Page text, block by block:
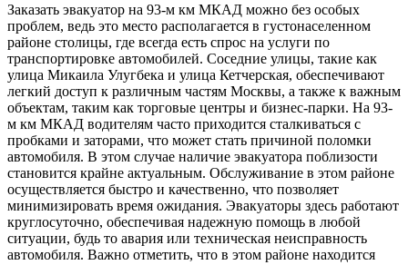
Заказать эвакуатор на 93-м км МКАД можно без особых
проблем, ведь это место располагается в густонаселенном
районе столицы, где всегда есть спрос на услуги по
транспортировке автомобилей. Соседние улицы, такие как
улица Микаила Улугбека и улица Кетчерская, обеспечивают
легкий доступ к различным частям Москвы, а также к важным
объектам, таким как торговые центры и бизнес-парки. На 93-
м км МКАД водителям часто приходится сталкиваться с
пробками и заторами, что может стать причиной поломки
автомобиля. В этом случае наличие эвакуатора поблизости
становится крайне актуальным. Обслуживание в этом районе
осуществляется быстро и качественно, что позволяет
минимизировать время ожидания. Эвакуаторы здесь работают
круглосуточно, обеспечивая надежную помощь в любой
ситуации, будь то авария или техническая неисправность
автомобиля. Важно отметить, что в этом районе находится